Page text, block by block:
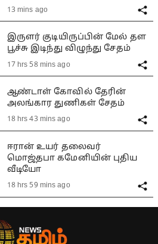
13 mins ago
இருளர் குடியிருப்பின் மேல் தள
பூச்சு இடிந்து விழுந்து சேதம்
17 hrs 58 mins ago
ஆண்டாள் கோவில் தேரின்
அலங்கார துணிகள் சேதம்
18 hrs 43 mins ago
ஈரான் உயர் தலைவர்
மொஜ்தபா கமேனியின் புதிய
வீடியோ
18 hrs 59 mins ago